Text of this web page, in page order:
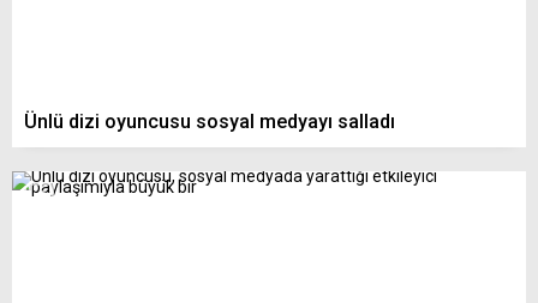
Ünlü dizi oyuncusu sosyal medyayı salladı